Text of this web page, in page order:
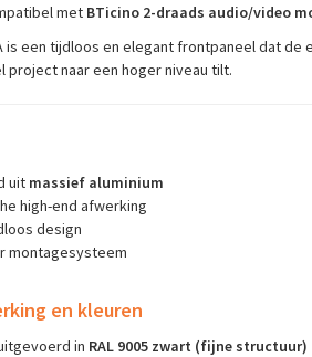
met BTicino 2-draads audio/video
is een tijdloos en elegant frontpaneel dat
project naar een hoger niveau tilt.
uit massief aluminium
high-end afwerking
design
montagesysteem
en kleuren
in RAL 9005 zwart (fijne structuur)